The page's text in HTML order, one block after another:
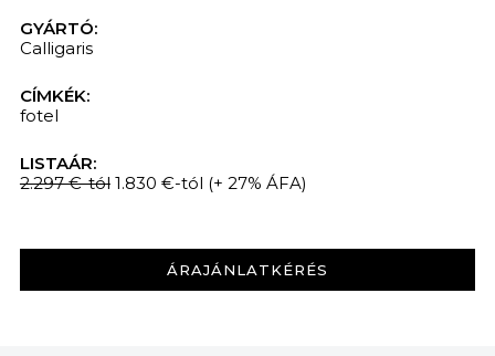
GYÁRTÓ:
Calligaris
CÍMKÉK:
fotel
LISTAÁR:
2.297 €-tól 1.830 €-tól (+ 27% ÁFA)
ÁRAJÁNLATKÉRÉS